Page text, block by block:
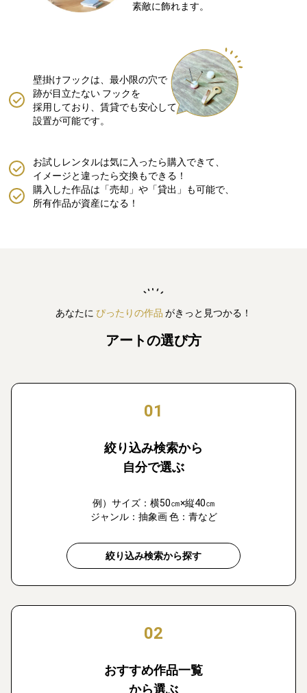
素敵に飾れます。
壁掛けフックは、最小限の穴で
跡が目立たない フックを
採用しており、賃貸でも安心して
設置が可能です。
購入した作品は「売却」や「貸出」も可能で、
所有作品が資産になる！
お試しレンタルは気に入ったら購入できて、
イメージと違ったら交換もできる！
あなたに ぴったりの作品 がきっと見つかる！
アートの選び方
01
絞り込み検索から
自分で選ぶ
例）サイズ：横50㎝×縦40㎝
ジャンル：抽象画 色：青など
絞り込み検索から探す
02
おすすめ作品一覧
から選ぶ